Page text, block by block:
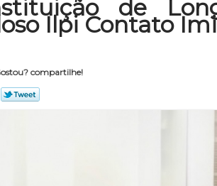
de
Ilpi Contato
compartilhe!